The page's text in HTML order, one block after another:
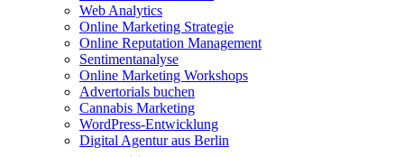
Web Analytics
Online Marketing Strategie
Online Reputation Management
Sentimentanalyse
Online Marketing Workshops
Advertorials buchen
Cannabis Marketing
WordPress-Entwicklung
Digital Agentur aus Berlin